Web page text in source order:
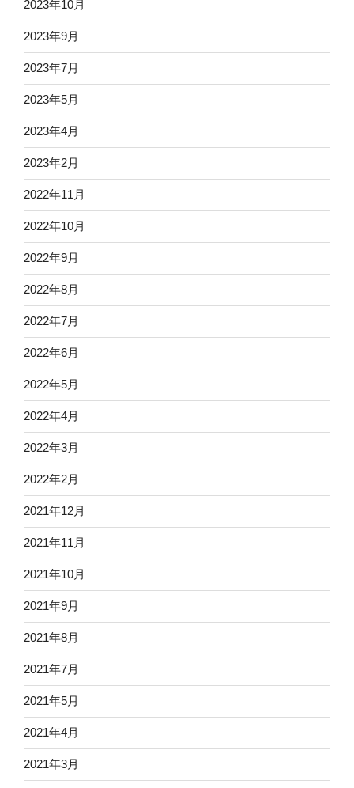
2023年10月
2023年9月
2023年7月
2023年5月
2023年4月
2023年2月
2022年11月
2022年10月
2022年9月
2022年8月
2022年7月
2022年6月
2022年5月
2022年4月
2022年3月
2022年2月
2021年12月
2021年11月
2021年10月
2021年9月
2021年8月
2021年7月
2021年5月
2021年4月
2021年3月